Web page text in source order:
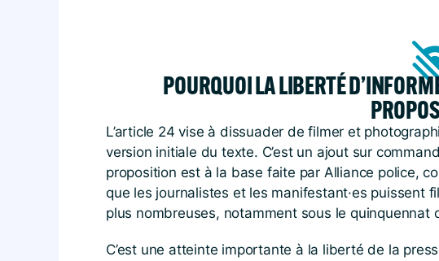
POURQUOI LA LIBERTÉ
L’article 24 vise à dissuader de filmer et
version initiale du texte. C’est un ajout sur
proposition est à la base faite par Alliance police,
que les journalistes et les manifestant·es puissent
plus nombreuses, notamment sous le quinquennat
C’est une atteinte importante à la liberté de la